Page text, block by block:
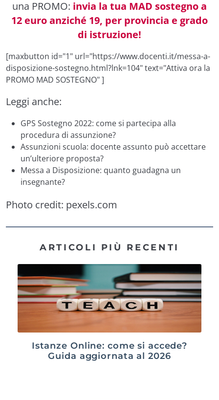
una PROMO: invia la tua MAD sostegno a
12 euro anziché 19, per provincia e grado
di istruzione!
[maxbutton id="1" url="https://www.docenti.it/messa-a-
disposizione-sostegno.html?lnk=104" text="Attiva ora la
PROMO MAD SOSTEGNO" ]
Leggi anche:
GPS Sostegno 2022: come si partecipa alla
procedura di assunzione?
Assunzioni scuola: docente assunto può accettare
un’ulteriore proposta?
Messa a Disposizione: quanto guadagna un
insegnante?
Photo credit: pexels.com
ARTICOLI PIÙ RECENTI
Istanze Online: come si accede?
Guida aggiornata al 2026